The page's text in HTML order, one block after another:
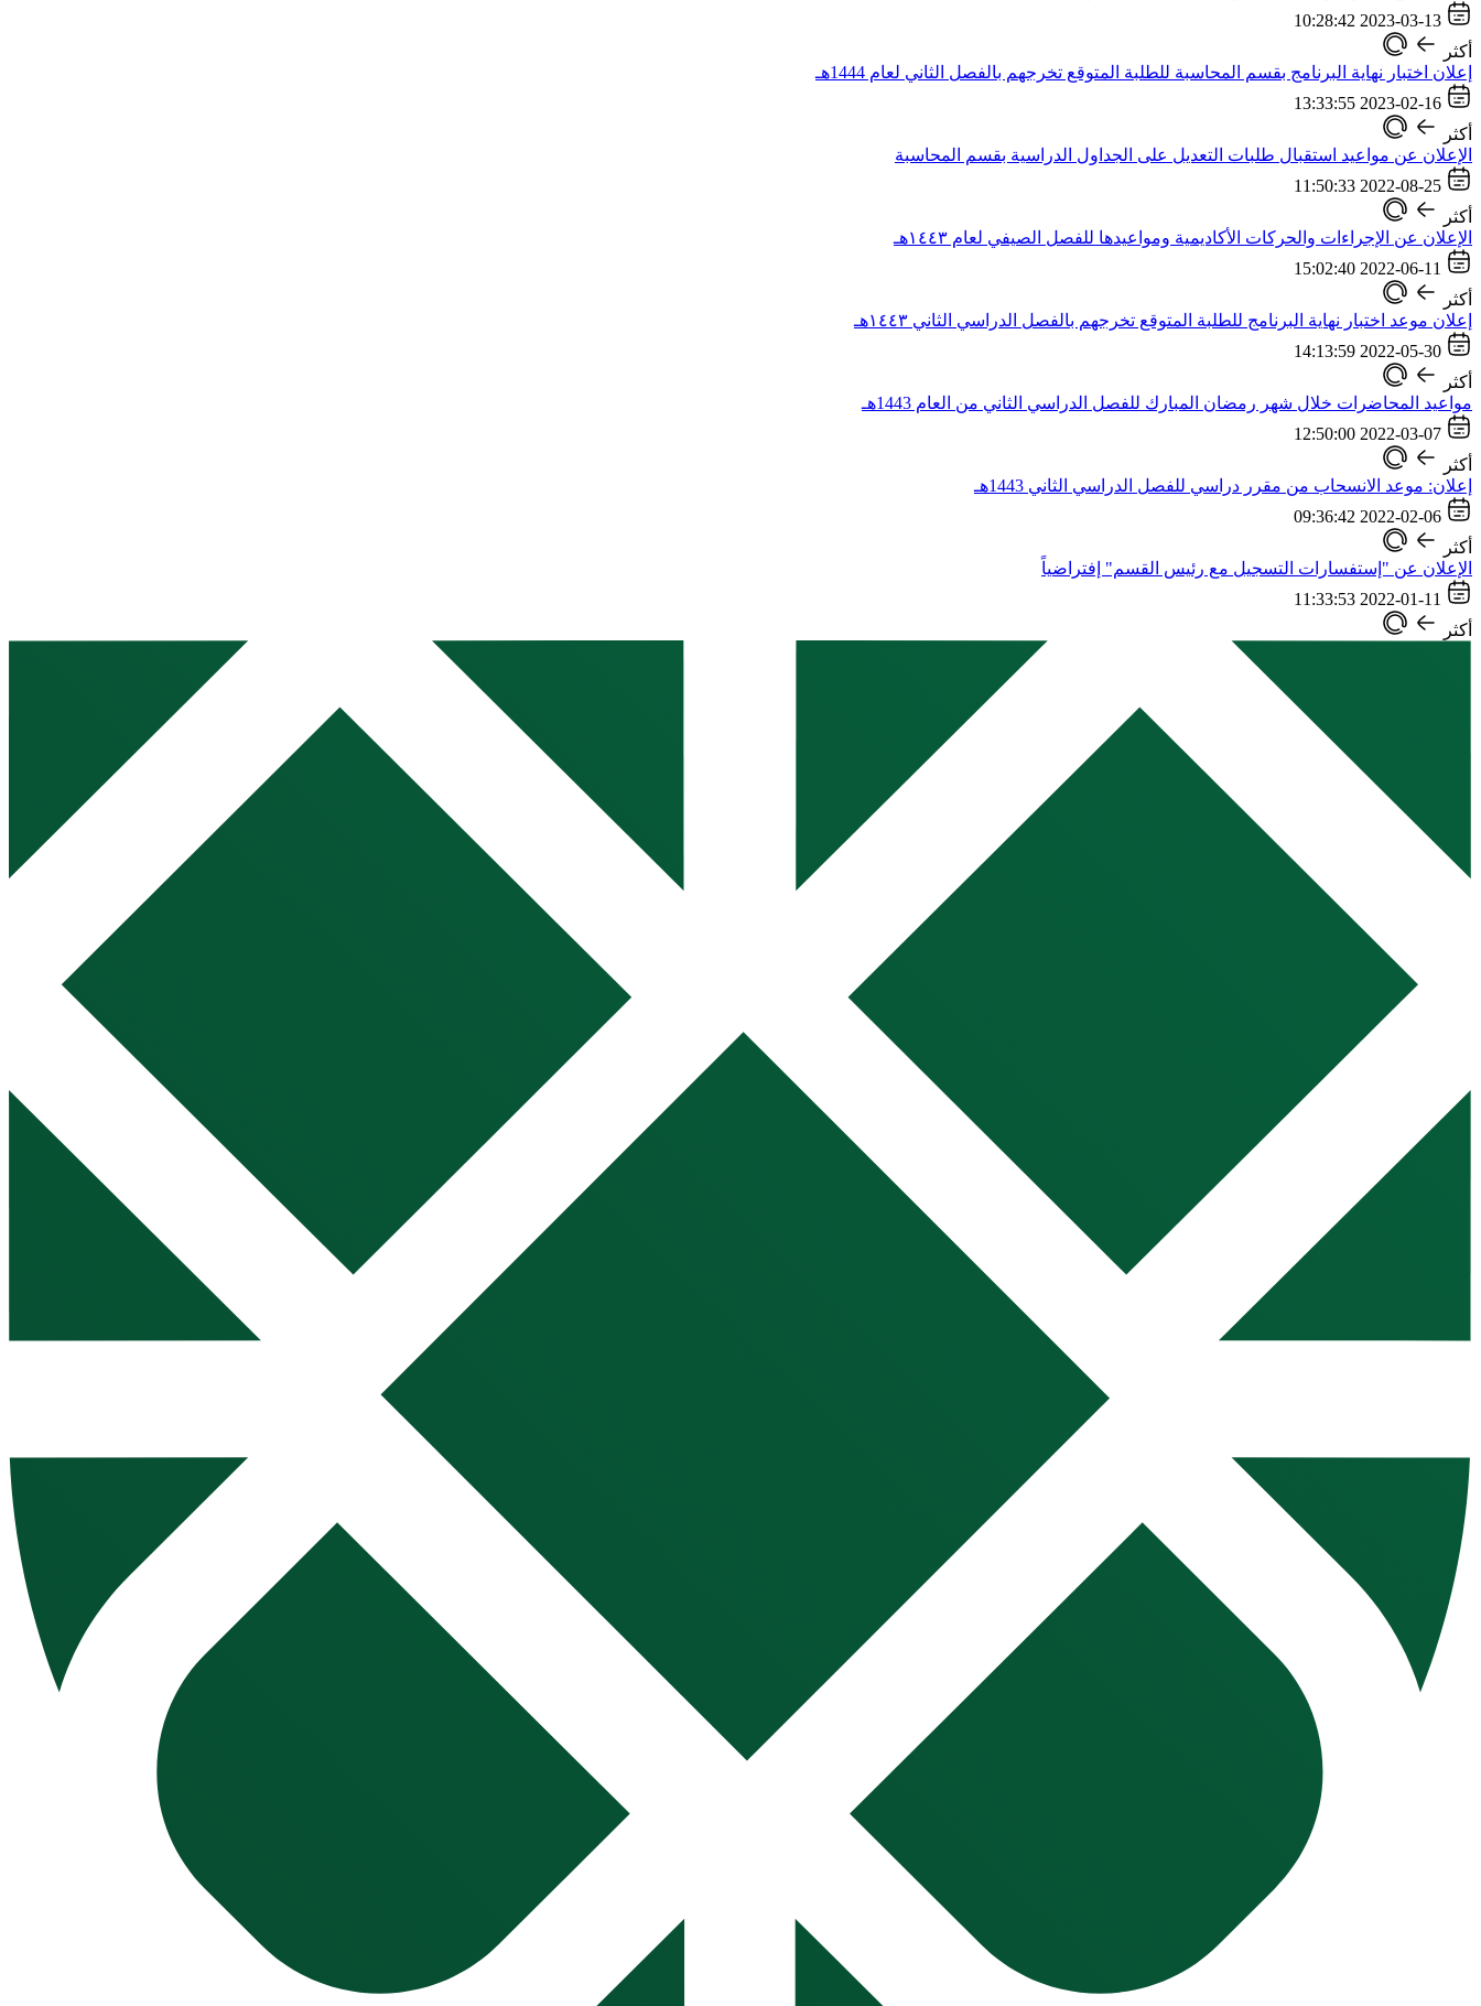
2023-03-13 10:28:42
أكثر
إعلان اختبار نهاية البرنامج بقسم المحاسبة للطلبة المتوقع تخرجهم بالفصل الثاني لعام 1444هـ
2023-02-16 13:33:55
أكثر
الإعلان عن مواعيد استقبال طلبات التعديل على الجداول الدراسية بقسم المحاسبة
2022-08-25 11:50:33
أكثر
الإعلان عن الإجراءات والحركات الأكاديمية ومواعيدها للفصل الصيفي لعام ١٤٤٣هـ
2022-06-11 15:02:40
أكثر
إعلان موعد اختبار نهاية البرنامج للطلبة المتوقع تخرجهم بالفصل الدراسي الثاني ١٤٤٣هـ
2022-05-30 14:13:59
أكثر
مواعيد المحاضرات خلال شهر رمضان المبارك للفصل الدراسي الثاني من العام 1443هـ
2022-03-07 12:50:00
أكثر
إعلان: موعد الانسحاب من مقرر دراسي للفصل الدراسي الثاني 1443هـ
2022-02-06 09:36:42
أكثر
الإعلان عن "إستفسارات التسجيل مع رئيس القسم" إفتراضياً
2022-01-11 11:33:53
أكثر